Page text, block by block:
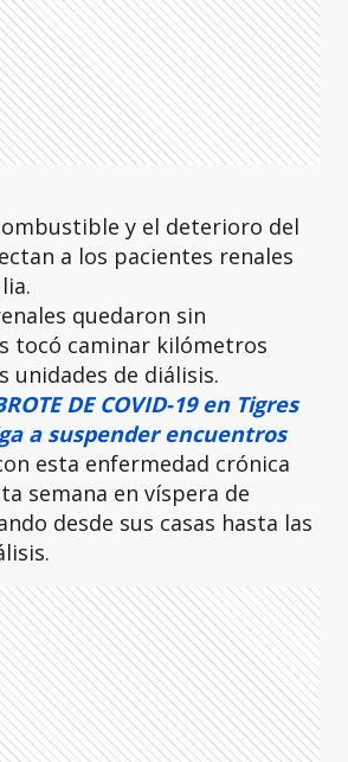
y el deterioro del
a los pacientes renales
quedaron sin
tocó caminar kilómetros
unidades de diálisis.
DE COVID-19 en Tigres
a suspender encuentros
esta enfermedad crónica
semana en víspera de
desde sus casas hasta las